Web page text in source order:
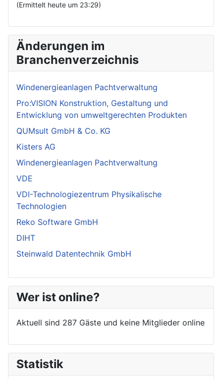
(Ermittelt heute um 23:29)
Änderungen im
Branchenverzeichnis
Windenergieanlagen Pachtverwaltung
Pro:VISION Konstruktion, Gestaltung und
Entwicklung von umweltgerechten Produkten
QUMsult GmbH & Co. KG
Kisters AG
Windenergieanlagen Pachtverwaltung
VDE
VDI-Technologiezentrum Physikalische
Technologien
Reko Software GmbH
DIHT
Steinwald Datentechnik GmbH
Wer ist online?
Aktuell sind 287 Gäste und keine Mitglieder online
Statistik